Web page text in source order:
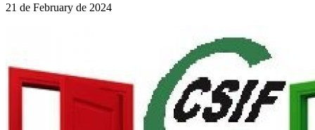
21 de February de 2024